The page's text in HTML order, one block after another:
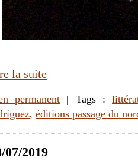
la suite
permanent | Tags :
, éditions passage du
07/2019